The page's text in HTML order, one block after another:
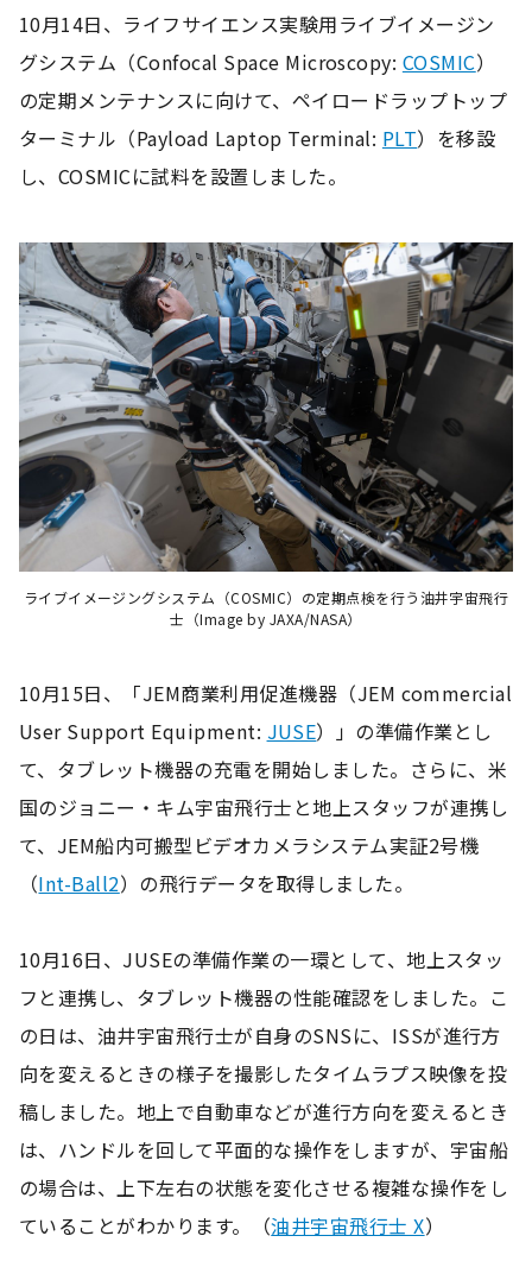
10月14日、ライフサイエンス実験用ライブイメージン
グシステム（Confocal Space Microscopy: COSMIC）
の定期メンテナンスに向けて、ペイロードラップトップ
ターミナル（Payload Laptop Terminal: PLT）を移設
し、COSMICに試料を設置しました。
ライブイメージングシステム（COSMIC）の定期点検を行う油井宇宙飛行
士（Image by JAXA/NASA）
10月15日、「JEM商業利用促進機器（JEM commercial
User Support Equipment: JUSE）」の準備作業とし
て、タブレット機器の充電を開始しました。さらに、米
国のジョニー・キム宇宙飛行士と地上スタッフが連携し
て、JEM船内可搬型ビデオカメラシステム実証2号機
（Int-Ball2）の飛行データを取得しました。
10月16日、JUSEの準備作業の一環として、地上スタッ
フと連携し、タブレット機器の性能確認をしました。こ
の日は、油井宇宙飛行士が自身のSNSに、ISSが進行方
向を変えるときの様子を撮影したタイムラプス映像を投
稿しました。地上で自動車などが進行方向を変えるとき
は、ハンドルを回して平面的な操作をしますが、宇宙船
の場合は、上下左右の状態を変化させる複雑な操作をし
ていることがわかります。（油井宇宙飛行士 X）